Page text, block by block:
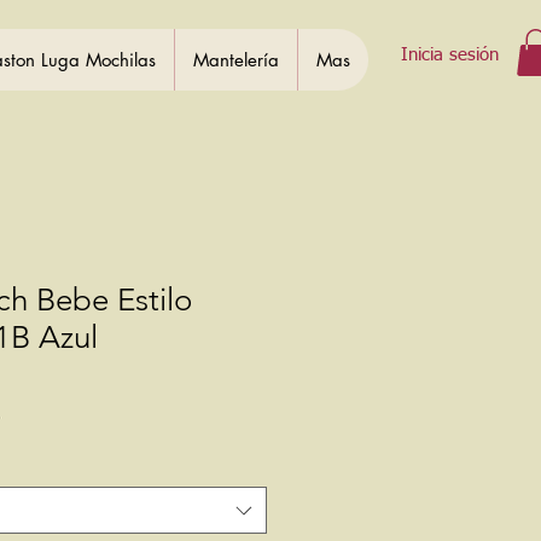
Luga Mochilas Mantelería Mas Inicia sesión
Bebe Estilo
Azul
Precio